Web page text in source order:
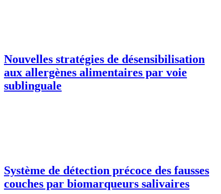
Nouvelles stratégies de désensibilisation
aux allergènes alimentaires par voie
sublinguale
Système de détection précoce des fausses
couches par biomarqueurs salivaires